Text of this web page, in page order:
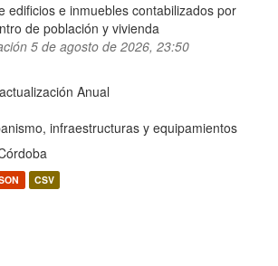
edificios e inmuebles contabilizados por
de población y vivienda
5 de agosto de 2026, 23:50
Anual
infraestructuras y equipamientos
CSV